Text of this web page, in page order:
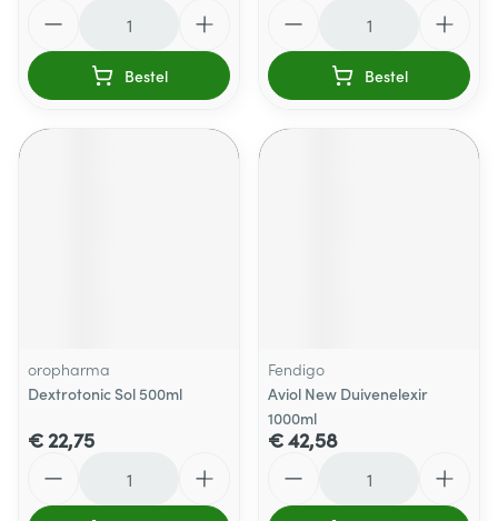
Bestel Bestel
oropharma
Dextrotonic Sol 500ml
€ 22,75
Fendigo
Aviol New Duivenelexir
1000ml
€ 42,58